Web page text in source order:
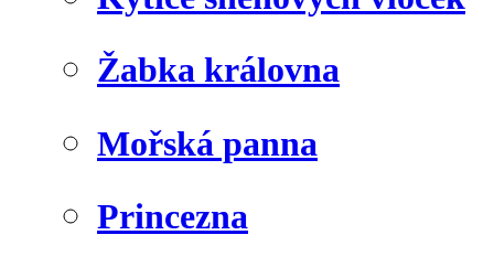
Žabka královna
Mořská panna
Princezna